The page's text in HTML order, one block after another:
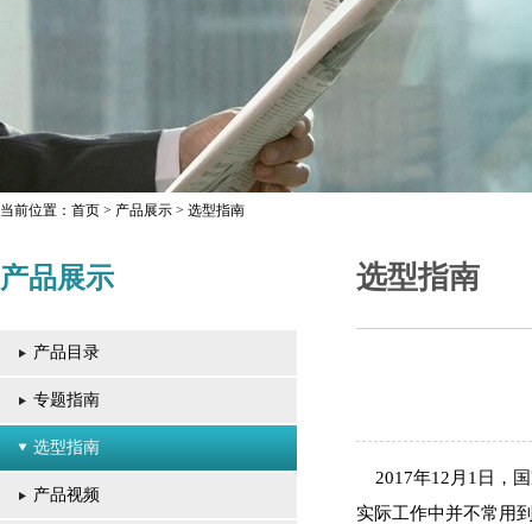
当前位置： 首页 > 产品展示 > 选型指南
产品展示
产品目录
专题指南
选型指南
产品视频
选型指南
2017年12月1日，国
实际工作中并不常用